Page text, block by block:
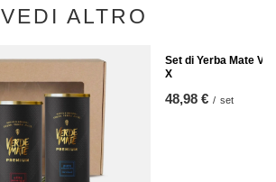
VEDI ALTRO
Set di Yerba Mate
X
48,98 € / set